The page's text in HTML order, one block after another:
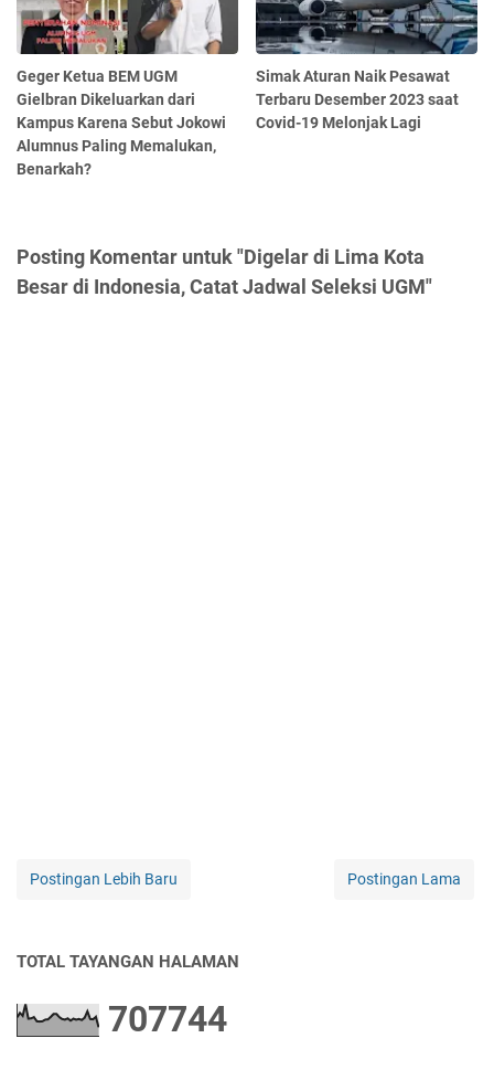
Geger Ketua BEM UGM
Gielbran Dikeluarkan dari
Kampus Karena Sebut Jokowi
Alumnus Paling Memalukan,
Benarkah?
Simak Aturan Naik Pesawat
Terbaru Desember 2023 saat
Covid-19 Melonjak Lagi
Posting Komentar untuk "Digelar di Lima Kota
Besar di Indonesia, Catat Jadwal Seleksi UGM"
Postingan Lebih Baru Postingan Lama
TOTAL TAYANGAN HALAMAN
707744